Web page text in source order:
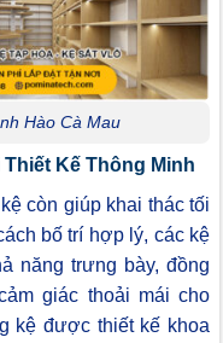
Hào Cà Mau
Kế Thông Minh
còn giúp khai thác tối
bố trí hợp lý, các kệ
năng trưng bày, đồng
giác thoải mái cho
kệ được thiết kế khoa